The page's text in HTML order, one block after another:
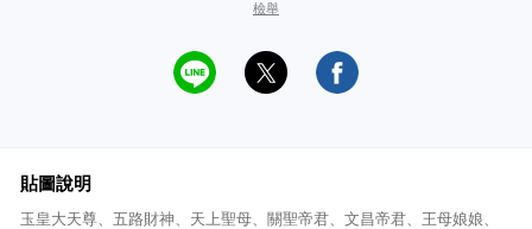
檢舉
貼圖說明
玉皇大天尊、五路財神、天上聖母、關聖帝君、文昌帝君、王母娘娘、